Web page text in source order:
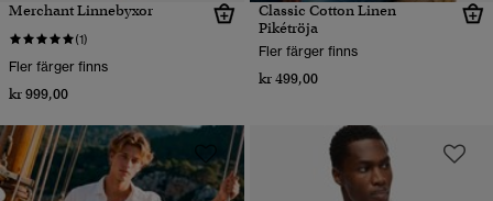
Merchant Linnebyxor
(1)
Fler färger finns
kr 999,00
Classic Cotton Linen
Pikétröja
Fler färger finns
kr 499,00